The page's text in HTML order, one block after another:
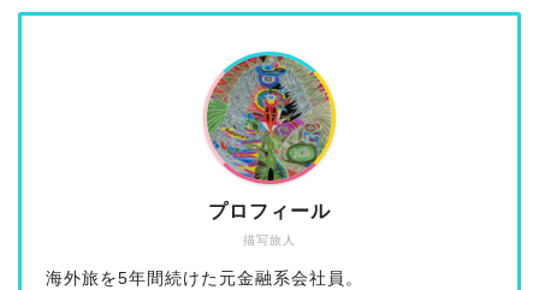
描写旅人
プロフィール
海外旅を5年間続けた元金融系会社員。